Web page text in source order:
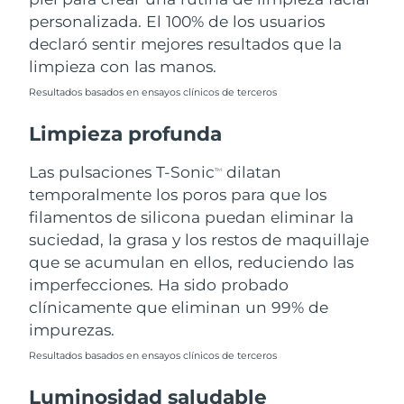
personalizada. El 100% de los usuarios
declaró sentir mejores resultados que la
limpieza con las manos.
Resultados basados en ensayos clínicos de terceros
Limpieza profunda
Las pulsaciones T-SonicTM
dilatan
temporalmente los poros para que los
filamentos de silicona puedan eliminar la
suciedad, la grasa y los restos de maquillaje
que se acumulan en ellos, reduciendo las
imperfecciones. Ha sido probado
clínicamente que eliminan un 99% de
impurezas.
Resultados basados en ensayos clínicos de terceros
Luminosidad saludable
Filipinas Entrega prevista
Polonia
Portugal
Puerto Rico Entrega prevista
Catar Entrega prevista
Reunión Entrega prevista8/13/26
Rumanía Entrega prevista
Rusia